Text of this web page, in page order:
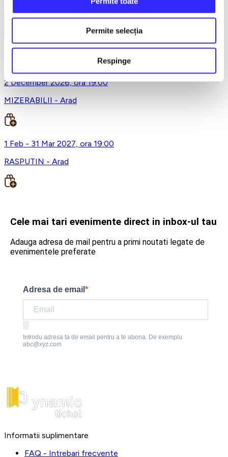
Permite selecția
Respinge
Vezi mai multe
Teatrul Clasic "Ioan Slavici", Arad
2 December 2026, ora 19:00
MIZERABILII - Arad
1 Feb - 31 Mar 2027, ora 19:00
RASPUTIN - Arad
Cele mai tari evenimente direct in inbox-ul tau
Adauga adresa de mail pentru a primi noutati legate de
evenimentele preferate
Adresa de email
Introdu adresa ta de email pentru a te abona. De exemplu
abc@xyz.com
Informatii suplimentare
FAQ - Intrebari frecvente